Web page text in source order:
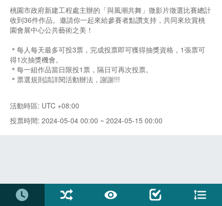
桃園市政府新建工程處主辦的「與風潮共舞」微影片徵選比賽總計
收到36件作品。邀請你一起來給參賽者點讚支持，共同來欣賞桃
園會展中心公共藝術之美！
＊每人每天最多可投3票，完成投票即可獲得抽獎資格，1張票可
得1次抽獎機會。
＊每一組作品當日限投1票，隔日可再次投票。
＊票選規則請詳閱活動辦法，謝謝!!!
活動時區: UTC +08:00
投票時間: 2024-05-04 00:00 ~ 2024-05-15 00:00